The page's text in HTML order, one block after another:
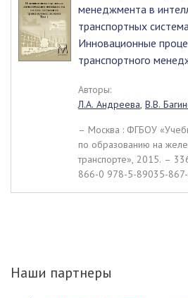
менеджмента в
транспортных
Инновационные
транспортного
Авторы:
Л.А. Андреева, В.В.
– Москва : ФГБОУ
по образованию на
транспорте», 2015. –
866-0 978-5-89035-
Наши партнеры